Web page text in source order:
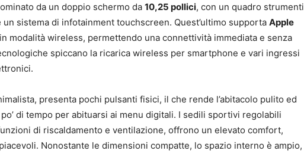
da un doppio schermo da 10,25 pollici, con un quadro strumenti
sistema di infotainment touchscreen. Quest’ultimo supporta Apple
in modalità wireless, permettendo una connettività immediata e senza
spiccano la ricarica wireless per smartphone e vari ingressi
presenta pochi pulsanti fisici, il che rende l’abitacolo pulito ed
di tempo per abituarsi ai menu digitali. I sedili sportivi regolabili
di riscaldamento e ventilazione, offrono un elevato comfort,
Nonostante le dimensioni compatte, lo spazio interno è ampio,